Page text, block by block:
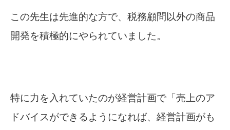
この先生は先進的な方で、税務顧問以外の商品
開発を積極的にやられていました。
特に力を入れていたのが経営計画で「売上のア
ドバイスができるようになれば、経営計画がも